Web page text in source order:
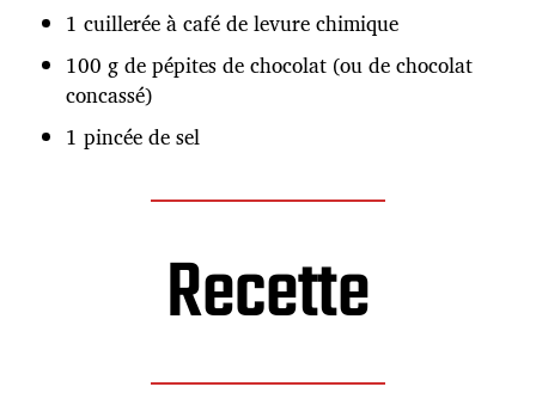
1 cuillerée à café de levure chimique
100 g de pépites de chocolat (ou de chocolat
concassé)
1 pincée de sel
Recette